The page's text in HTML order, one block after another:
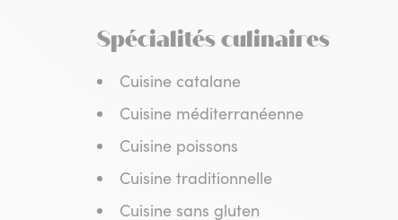
Spécialités culinaires
Cuisine catalane
Cuisine méditerranéenne
Cuisine poissons
Cuisine traditionnelle
Cuisine sans gluten